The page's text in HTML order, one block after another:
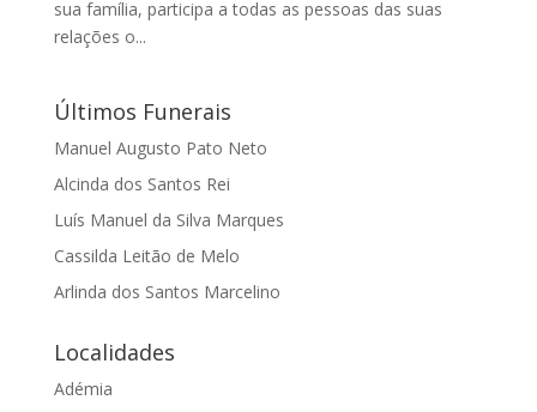
sua família, participa a todas as pessoas das suas
relações o...
Últimos Funerais
Manuel Augusto Pato Neto
Alcinda dos Santos Rei
Luís Manuel da Silva Marques
Cassilda Leitão de Melo
Arlinda dos Santos Marcelino
Localidades
Adémia